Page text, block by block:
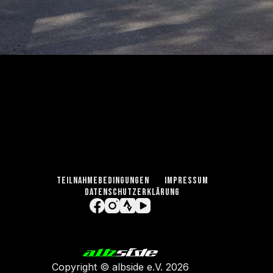
TEILNAHMEBEDINGUNGEN
IMPRESSUM
DATENSCHUTZERKLÄRUNG
Copyright © albside e.V. 2026